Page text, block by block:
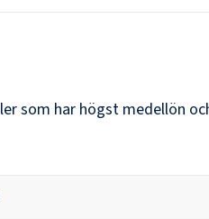
som har högst medellön